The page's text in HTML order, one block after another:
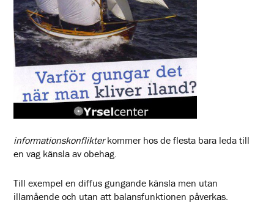
informationskonflikterkommer hos de flesta bara leda till
en vag känsla av obehag.
Till exempel en diffus gungande känsla men utan
illamående och utan att balansfunktionen påverkas.